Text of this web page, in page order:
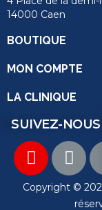
14000 Caen
BOUTIQUE
MON COMPTE
LA CLINIQUE
SUIVEZ-NOUS
Copyright ©